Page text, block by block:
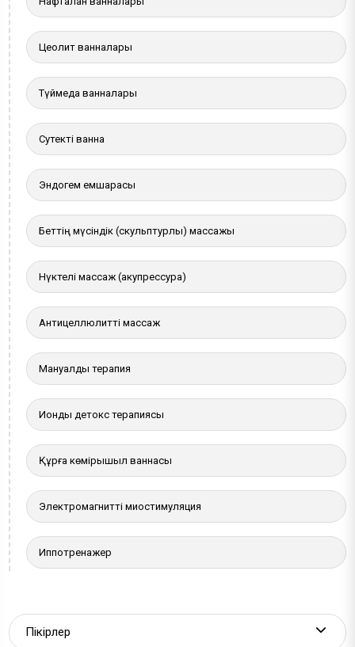
Цеолит ванналары
Түймедақ ванналары
Сутекті ванна
Эндогем емшарасы
Беттің мүсіндік (скульптурлы) массажы
Нүктелі массаж (акупрессура)
Антицеллюлитті массаж
Мануалды терапия
Иондық детокс терапиясы
Құрғақ көмірқышқыл ваннасы
Электромагнитті миостимуляция
Иппотренажер
Пікірлер More